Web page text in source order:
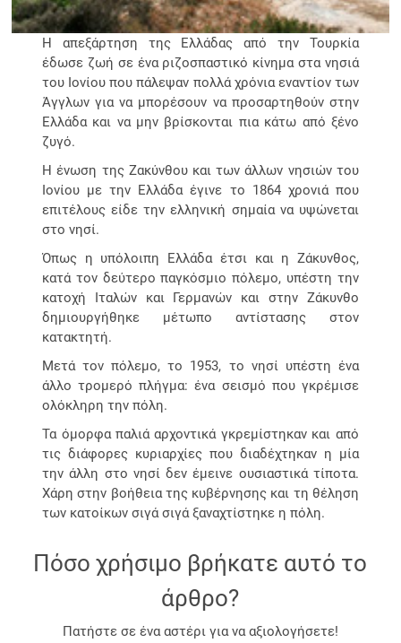
Η απεξάρτηση της Ελλάδας από την Τουρκία
έδωσε ζωή σε ένα ριζοσπαστικό κίνημα στα νησιά
του Ιονίου που πάλεψαν πολλά χρόνια εναντίον των
Άγγλων για να μπορέσουν να προσαρτηθούν στην
Ελλάδα και να μην βρίσκονται πια κάτω από ξένο
ζυγό.
Η ένωση της Ζακύνθου και των άλλων νησιών του
Ιονίου με την Ελλάδα έγινε το 1864 χρονιά που
επιτέλους είδε την ελληνική σημαία να υψώνεται
στο νησί.
Όπως η υπόλοιπη Ελλάδα έτσι και η Ζάκυνθος,
κατά τον δεύτερο παγκόσμιο πόλεμο, υπέστη την
κατοχή Ιταλών και Γερμανών και στην Ζάκυνθο
δημιουργήθηκε μέτωπο αντίστασης στον
κατακτητή.
Μετά τον πόλεμο, το 1953, το νησί υπέστη ένα
άλλο τρομερό πλήγμα: ένα σεισμό που γκρέμισε
ολόκληρη την πόλη.
Τα όμορφα παλιά αρχοντικά γκρεμίστηκαν και από
τις διάφορες κυριαρχίες που διαδέχτηκαν η μία
την άλλη στο νησί δεν έμεινε ουσιαστικά τίποτα.
Χάρη στην βοήθεια της κυβέρνησης και τη θέληση
των κατοίκων σιγά σιγά ξαναχτίστηκε η πόλη.
Πόσο χρήσιμο βρήκατε αυτό το
άρθρο?
Πατήστε σε ένα αστέρι για να αξιολογήσετε!